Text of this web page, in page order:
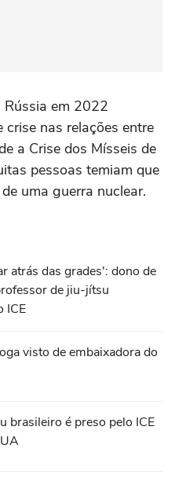
em 2022
nas relações entre
a Crise ‌dos Mísseis de
pessoas temiam que
uma guerra nuclear.
atrás das grades': dono de
de jiu-jítsu
ICE
visto de embaixadora do
brasileiro é preso pelo ICE